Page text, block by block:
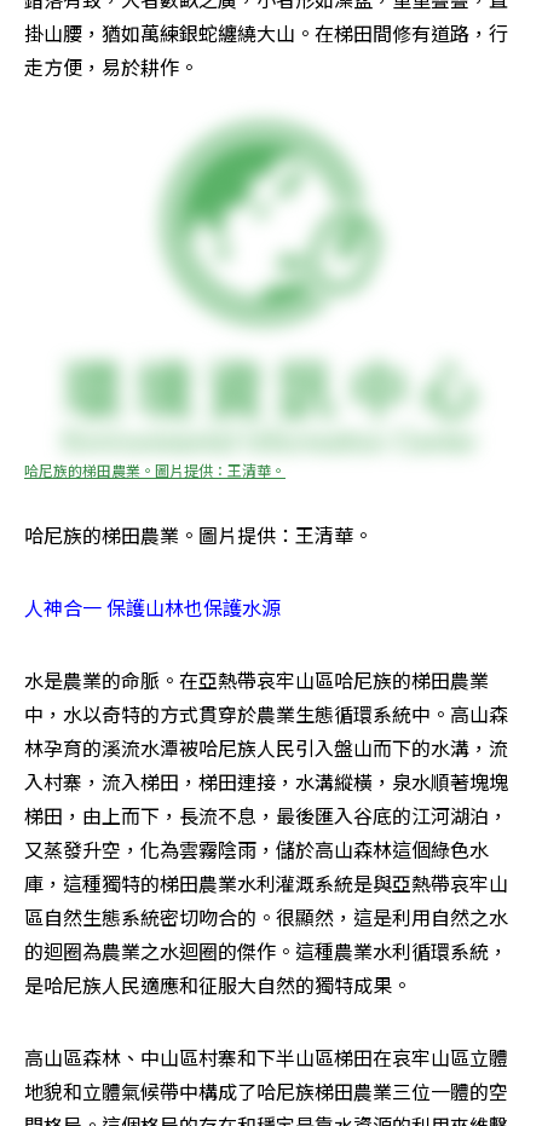
掛山腰，猶如萬練銀蛇纏繞大山。在梯田間修有道路，行
走方便，易於耕作。
哈尼族的梯田農業。圖片提供：王清華。
哈尼族的梯田農業。圖片提供：王清華。
人神合一 保護山林也保護水源
水是農業的命脈。在亞熱帶哀牢山區哈尼族的梯田農業
中，水以奇特的方式貫穿於農業生態循環系統中。高山森
林孕育的溪流水潭被哈尼族人民引入盤山而下的水溝，流
入村寨，流入梯田，梯田連接，水溝縱橫，泉水順著塊塊
梯田，由上而下，長流不息，最後匯入谷底的江河湖泊，
又蒸發升空，化為雲霧陰雨，儲於高山森林這個綠色水
庫，這種獨特的梯田農業水利灌溉系統是與亞熱帶哀牢山
區自然生態系統密切吻合的。很顯然，這是利用自然之水
的迴圈為農業之水迴圈的傑作。這種農業水利循環系統，
是哈尼族人民適應和征服大自然的獨特成果。
高山區森林、中山區村寨和下半山區梯田在哀牢山區立體
地貌和立體氣候帶中構成了哈尼族梯田農業三位一體的空